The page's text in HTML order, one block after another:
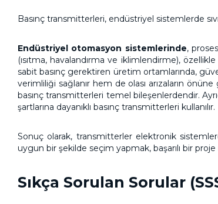
Basınç transmitterleri, endüstriyel sistemlerde
Endüstriyel otomasyon sistemlerinde,
(ısıtma, havalandırma ve iklimlendirme),
sabit basınç gerektiren üretim ortamlarında,
verimliliği sağlanır hem de olası arızaların önüne
basınç transmitterleri temel bileşenlerdendir.
şartlarına dayanıklı basınç transmitterleri kullanılır.
Sonuç olarak, transmitterler elektronik
uygun bir şekilde seçim yapmak, başarılı bir
Sıkça Sorulan Sorular